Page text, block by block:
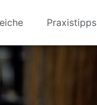
Praxistipps